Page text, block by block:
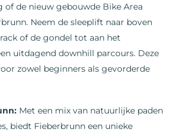
of de nieuw gebouwde Bike Area
Neem de sleeplift naar boven
of de gondel tot aan het
uitdagend downhill parcours. Deze
zowel beginners als gevorderde
Met een mix van natuurlijke paden
biedt Fieberbrunn een unieke